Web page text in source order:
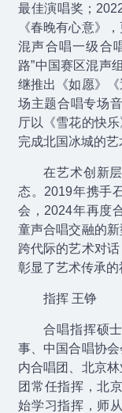
最佳演唱奖；
《春晚有心意》
混声合唱一级合
路”中国赛区混声
继推出《如愿》
场主题合唱专场
厅以《雪花的快
完成北国冰城的艺
在艺术创新
态。2019年携手
会，2024年再度
童声合唱交融的
跨代际的艺术对
彰显了艺术传承的
指挥 王铮
合唱指挥硕
事、中国合唱协
内合唱团、北京
团常任指挥，北
始学习指挥，师